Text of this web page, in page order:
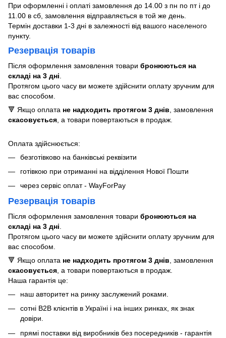
При оформленні і оплаті замовлення до 14.00 з пн по пт і до
11.00 в сб, замовлення відправляється в той же день.
Термін доставки 1-3 дні в залежності від вашого населеного
пункту.
Резервація товарів
Після оформлення замовлення товари бронюються на
складі на 3 дні
Протягом цього часу ви можете здійснити оплату зручним для
вас способом.
🔻 Якщо оплата не надходить протягом 3 днів , замовлення
скасовується , а товари повертаються в продаж.
Оплата здійснюється:
безготівково на банківські реквізити
готівкою при отриманні на відділення Нової Пошти
через сервіс оплат - WayForPay
Резервація товарів
Після оформлення замовлення товари бронюються на
складі на 3 дні
Протягом цього часу ви можете здійснити оплату зручним для
вас способом.
🔻 Якщо оплата не надходить протягом 3 днів , замовлення
скасовується , а товари повертаються в продаж.
Наша гарантія це:
наш авторитет на ринку заслужений роками.
сотні B2B клієнтів в Україні і на інших ринках, як знак
довіри.
прямі поставки від виробників без посередників - гарантія